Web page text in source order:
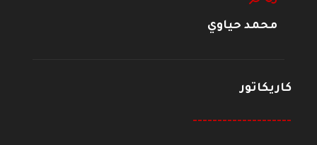
محمد حياوي
كاريكاتور
--------------------